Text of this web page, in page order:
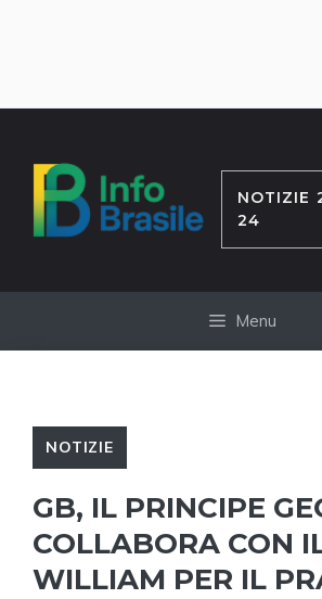
contenuto
NOTIZIE
24
Menu
NOTIZIE
GB, IL PRINCIPE
COLLABORA CON
WILLIAM PER IL